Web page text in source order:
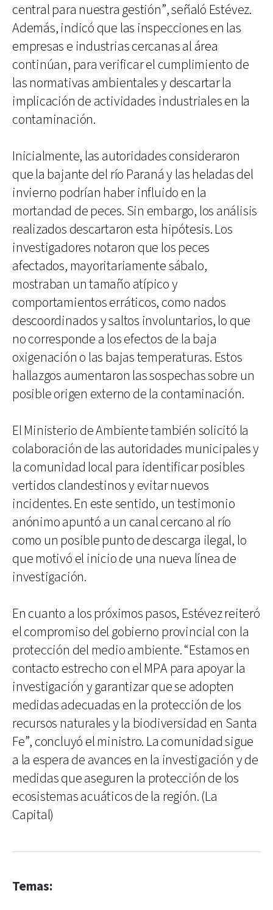
central para nuestra gestión”, señaló Estévez.
Además, indicó que las inspecciones en las
empresas e industrias cercanas al área
continúan, para verificar el cumplimiento de
las normativas ambientales y descartar la
implicación de actividades industriales en la
contaminación.
Inicialmente, las autoridades consideraron
que la bajante del río Paraná y las heladas del
invierno podrían haber influido en la
mortandad de peces. Sin embargo, los análisis
realizados descartaron esta hipótesis. Los
investigadores notaron que los peces
afectados, mayoritariamente sábalo,
mostraban un tamaño atípico y
comportamientos erráticos, como nados
descoordinados y saltos involuntarios, lo que
no corresponde a los efectos de la baja
oxigenación o las bajas temperaturas. Estos
hallazgos aumentaron las sospechas sobre un
posible origen externo de la contaminación.
El Ministerio de Ambiente también solicitó la
colaboración de las autoridades municipales y
la comunidad local para identificar posibles
vertidos clandestinos y evitar nuevos
incidentes. En este sentido, un testimonio
anónimo apuntó a un canal cercano al río
como un posible punto de descarga ilegal, lo
que motivó el inicio de una nueva línea de
investigación.
En cuanto a los próximos pasos, Estévez reiteró
el compromiso del gobierno provincial con la
protección del medio ambiente. “Estamos en
contacto estrecho con el MPA para apoyar la
investigación y garantizar que se adopten
medidas adecuadas en la protección de los
recursos naturales y la biodiversidad en Santa
Fe”, concluyó el ministro. La comunidad sigue
a la espera de avances en la investigación y de
medidas que aseguren la protección de los
ecosistemas acuáticos de la región. (La
Capital)
Temas: